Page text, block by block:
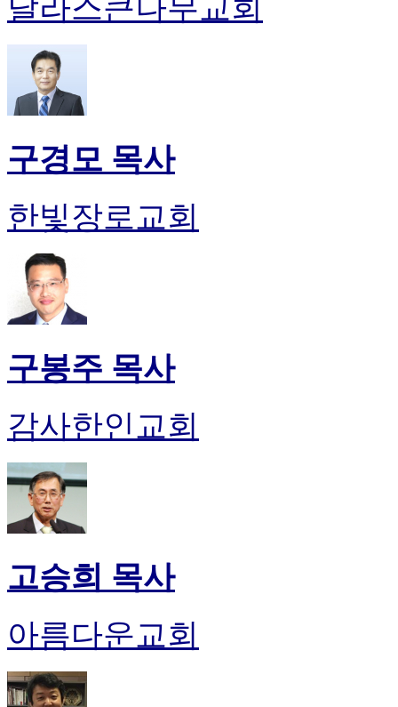
달라스큰나무교회
구경모 목사
한빛장로교회
구봉주 목사
감사한인교회
고승희 목사
아름다운교회